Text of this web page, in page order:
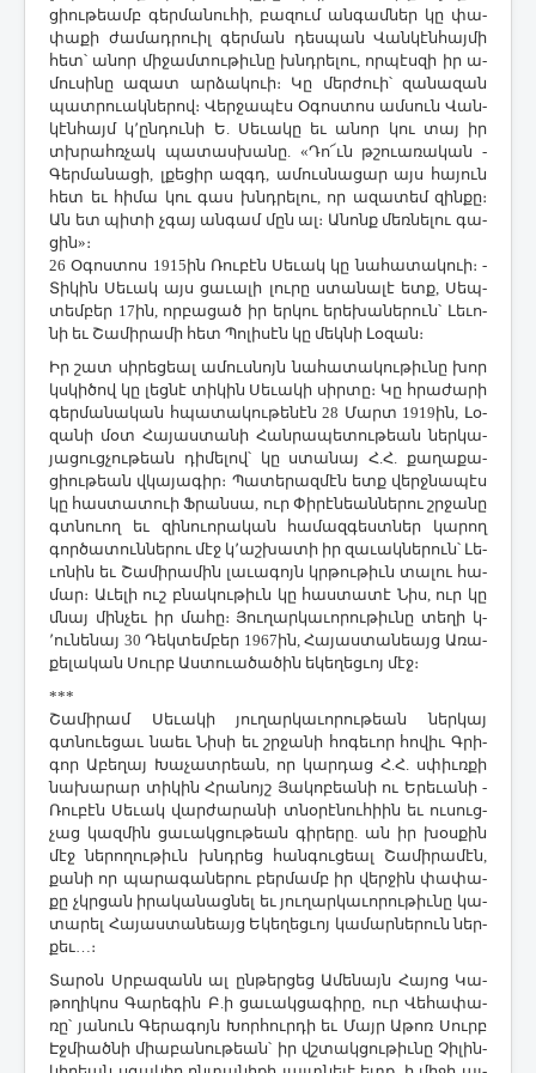
ցիու­թեամբ գեր­մա­նու­հի, բա­զում ան­գամ­ներ կը փա­
փա­քի ժա­մադ­րո­ւիլ գեր­ման դես­պան ­Վան­կէն­հայ­մի
հետ՝ ա­նոր մի­ջամ­տու­թիւ­նը խնդրե­լու, որ­պէս­զի իր ա­
մու­սի­նը ա­զատ ար­ձա­կուի։ ­Կը մեր­ժո­ւի՝ զա­նա­զան
պատ­րո­ւակ­նե­րով։ ­Վեր­ջա­պէս Օ­գոս­տոս ամ­սուն ­Վան­
կէն­հայմ կ­՚ըն­դու­նի Ե. ­Սե­ւա­կը եւ ա­նոր կու տայ իր
տխրահռ­չակ պա­տաս­խա­նը. «­Դո՜ւն թշո­ւա­ռա­կան ­
Գեր­մա­նա­ցի, լքե­ցիր ազգդ, ա­մուս­նա­ցար այս հա­յուն
հետ եւ հի­մա կու գաս խնդրե­լու, որ ա­զա­տեմ զին­քը։
Ան ետ պի­տի չգայ ան­գամ մըն ալ։ Ա­նոնք մեռ­նե­լու գա­
ցին»։
26 Օ­գոս­տոս 1915ին ­Ռու­բէն ­Սե­ւակ կը նա­հա­տա­կո­ւի։ ­
Տի­կին ­Սե­ւակ այս ցա­ւա­լի լու­րը ստա­նա­լէ ետք, ­Սեպ­
տեմ­բեր 17ին, որ­բա­ցած իր եր­կու ե­րե­խա­նե­րուն՝ ­Լե­ւո­
նի եւ ­Շա­մի­րա­մի հետ ­Պո­լի­սէն կը մեկ­նի ­Լօ­զան։
Իր շատ սի­րե­ցեալ ա­մուս­նոյն նա­հա­տա­կու­թիւ­նը խոր
կսկի­ծով կը լեց­նէ տի­կին ­Սե­ւա­կի սիր­տը։ ­Կը հրա­ժա­րի
գեր­մա­նա­կան հպա­տա­կու­թե­նէն 28 ­Մարտ 1919ին, ­Լօ­
զա­նի մօտ ­Հա­յաս­տա­նի ­Հան­րա­պե­տու­թեան ներ­կա­
յա­ցուց­չու­թեան դի­մե­լով՝ կը ստա­նայ Հ.Հ. քա­ղա­քա­
ցիու­թեան վկա­յա­գիր։ ­Պա­տե­րազ­մէն ետք վերջ­նա­պէս
կը հաս­տա­տո­ւի Ֆ­րան­սա, ուր ­Փի­րէ­նեան­նե­րու շրջա­նը
գտնո­ւող եւ զի­նո­ւո­րա­կան հա­մազ­գեստ­ներ կա­րող
գոր­ծա­տուն­նե­րու մէջ կ­՚աշ­խա­տի իր զա­ւակ­նե­րուն՝ ­Լե­
ւո­նին եւ ­Շա­մի­րա­մին լա­ւա­գոյն կրթու­թիւն տա­լու հա­
մար։ Ա­ւե­լի ուշ բնա­կու­թիւն կը հաս­տա­տէ ­Նիս, ուր կը
մնայ մին­չեւ իր մա­հը։ ­Յու­ղար­կա­ւո­րու­թիւ­նը տե­ղի կ­
՚ու­նե­նայ 30 ­Դեկ­տեմ­բեր 1967ին, ­Հա­յաս­տա­նեայց Ա­ռա­
քե­լա­կան ­Սուրբ Աս­տո­ւա­ծա­ծին ե­կե­ղեց­ւոյ մէջ։
***
­Շա­մի­րամ ­Սե­ւա­կի յու­ղար­կա­ւո­րու­թեան ներ­կայ
գտնո­ւե­ցաւ նաեւ ­Նի­սի եւ շրջա­նի հո­գե­ւոր հո­վիւ Գ­րի­
գոր Ա­բե­ղայ ­Խա­չատ­րեան, որ կար­դաց Հ.Հ. սփիւռ­քի
նա­խա­րար տի­կին Հ­րա­նոյշ ­Յա­կո­բեա­նի ու Ե­րե­ւա­նի ­
Ռու­բէն ­Սե­ւակ վար­ժա­րա­նի տնօ­րէ­նու­հիին եւ ու­սուց­
չաց կազ­մին ցա­ւակ­ցու­թեան գի­րե­րը. ան իր խօս­քին
մէջ նե­րո­ղու­թիւն խնդրեց հան­գու­ցեալ ­Շա­մի­րա­մէն,
քա­նի որ պա­րա­գա­նե­րու բեր­մամբ իր վեր­ջին փա­փա­
քը չկրցան ի­րա­կա­նաց­նել եւ յու­ղար­կա­ւո­րու­թիւ­նը կա­
տա­րել ­Հա­յաս­տա­նեայց Ե­կե­ղեց­ւոյ կա­մար­նե­րուն ներ­
քեւ…։
­Տա­րօն Սր­բա­զանն ալ ըն­թեր­ցեց Ա­մե­նայն ­Հա­յոց ­Կա­
թո­ղի­կոս ­Գա­րե­գին Բ.ի ցա­ւակ­ցա­գի­րը, ուր ­Վե­հա­փա­
ռը՝ յա­նուն ­Գե­րա­գոյն ­Խոր­հուր­դի եւ ­Մայր Ա­թոռ ­Սուրբ
Էջ­միած­նի միա­բա­նու­թեան՝ իր վշտակ­ցու­թիւ­նը ­Չի­լին­